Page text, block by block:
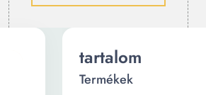
tartalom
Termékek